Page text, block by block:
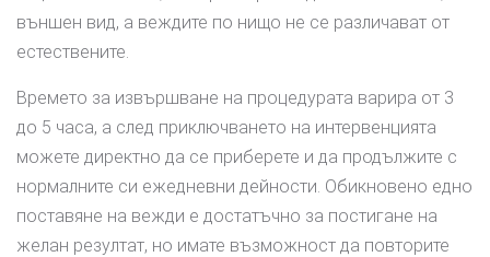
външен вид, а веждите по нищо не се различават от
естествените.
Времето за извършване на процедурата варира от 3
до 5 часа, а след приключването на интервенцията
можете директно да се приберете и да продължите с
нормалните си ежедневни дейности. Обикновено едно
поставяне на вежди е достатъчно за постигане на
желан резултат, но имате възможност да повторите